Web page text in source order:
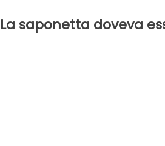
La saponetta doveva